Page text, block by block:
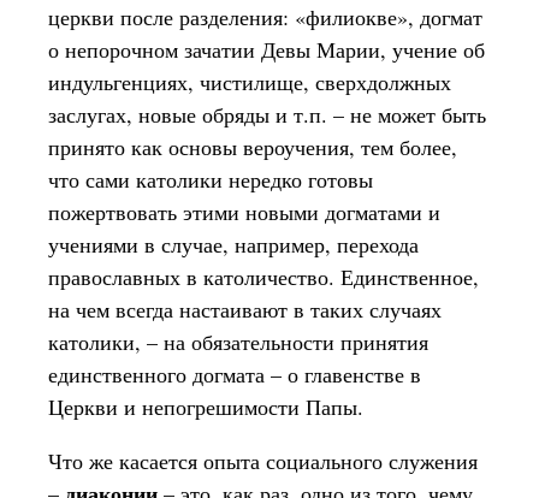
церкви после разделения: «филиокве», догмат
о непорочном зачатии Девы Марии, учение об
индульгенциях, чистилище, сверхдолжных
заслугах, новые обряды и т.п. – не может быть
принято как основы вероучения, тем более,
что сами католики нередко готовы
пожертвовать этими новыми догматами и
учениями в случае, например, перехода
православных в католичество. Единственное,
на чем всегда настаивают в таких случаях
католики, – на обязательности принятия
единственного догмата – о главенстве в
Церкви и непогрешимости Папы.
Что же касается опыта социального служения